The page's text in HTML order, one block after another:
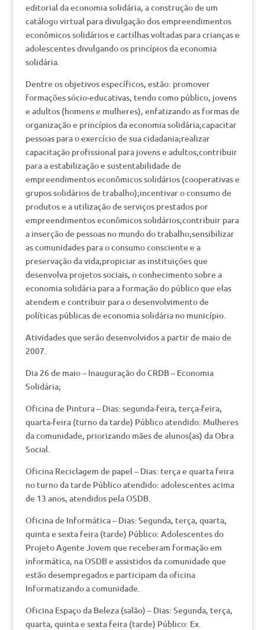
editorial da economia solidária, a construção de um
catálogo virtual para divulgação dos empreendimentos
econômicos solidários e cartilhas voltadas para crianças e
adolescentes divulgando os princípios da economia
solidária.
Dentre os objetivos específicos, estão: promover
formações sócio-educativas, tendo como público, jovens
e adultos (homens e mulheres), enfatizando as formas de
organização e princípios da economia solidária;capacitar
pessoas para o exercício de sua cidadania;realizar
capacitação profissional para jovens e adultos;contribuir
para a estabilização e sustentabilidade de
empreendimentos econômicos solidários (cooperativas e
grupos solidários de trabalho);incentivar o consumo de
produtos e a utilização de serviços prestados por
empreendimentos econômicos solidários;contribuir para
a inserção de pessoas no mundo do trabalho;sensibilizar
as comunidades para o consumo consciente e a
preservação da vida;propiciar as instituições que
desenvolva projetos sociais, o conhecimento sobre a
economia solidária para a formação do público que elas
atendem e contribuir para o desenvolvimento de
políticas públicas de economia solidária no município.
Atividades que serão desenvolvidos a partir de maio de
2007.
Dia 26 de maio – Inauguração do CRDB – Economia
Solidária;
Oficina de Pintura – Dias: segunda-feira, terça-feira,
quarta-feira (turno da tarde) Público atendido: Mulheres
da comunidade, priorizando mães de alunos(as) da Obra
Social.
Oficina Reciclagem de papel – Dias: terça e quarta feira
no turno da tarde Público atendido: adolescentes acima
de 13 anos, atendidos pela OSDB.
Oficina de Informática – Dias: Segunda, terça, quarta,
quinta e sexta feira (tarde) Público: Adolescentes do
Projeto Agente Jovem que receberam formação em
informática, na OSDB e assistidos da comunidade que
estão desempregados e participam da oficina
Informatizando a comunidade.
Oficina Espaço da Beleza (salão) – Dias: Segunda, terça,
quarta, quinta e sexta feira (tarde) Público: Ex.